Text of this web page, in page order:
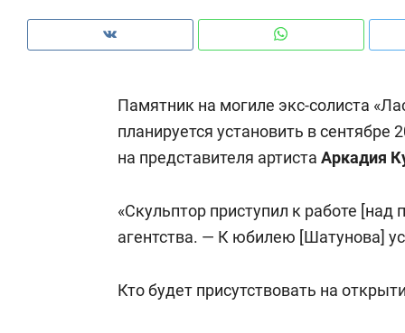
Памятник на могиле экс-солиста
планируется установить в сентябре
на представителя артиста Аркадия
«Скульптор приступил к работе
агентства. — К юбилею [Шатунова]
Кто будет присутствовать на
комфорта под Казанью
Рекомендуем
150